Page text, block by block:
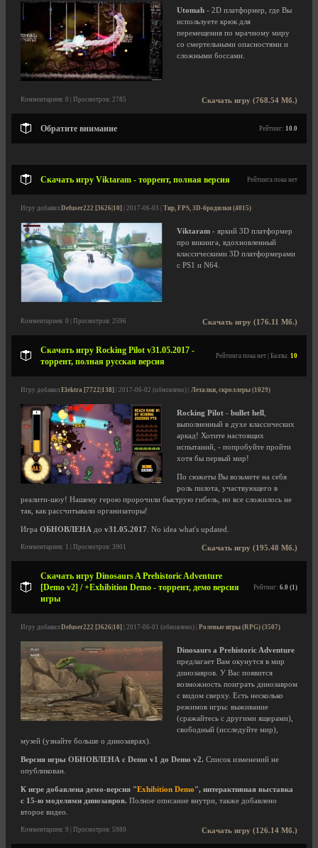
Utomah - 2D платформер, где Вы
используете крюк для
перемещения по мрачному миру
со смертельными опасностями и
сложными боссами.
Скачать игру (768.54 Мб.)
Комментариев: 0 | Просмотров: 2785
Обратите внимание Рейтинг: 10.0
Скачать игру Viktaram - торрент, полная версия Рейтинга пока нет
Игру добавил Defuser222 [3626|10] | 2017-06-03 | Тир, FPS, 3D-бродилки (4015)
Viktaram - яркий 3D платформер
про викинга, вдохновленный
классическими 3D платформерами
с PS1 и N64.
Скачать игру (176.11 Мб.)
Комментариев: 0 | Просмотров: 2596
Скачать игру Rocking Pilot v31.05.2017 -
торрент, полная русская версия
Рейтинга пока нет | Баллы: 10
Игру добавил Elektra [7722|138] | 2017-06-02 (обновлено) | Леталки, скроллеры (1029)
Rocking Pilot - bullet hell
выполненный в духе классических
аркад! Хотите настоящих
испытаний, - попробуйте пройти
хотя бы первый мир!
По сюжеты Вы возьмете на себя
роль пилота, участвующего в
реалити-шоу! Нашему герою пророчили быструю гибель, но все сложилось не
так, как рассчитывали организаторы!
Игра ОБНОВЛЕНА до v31.05.2017 . No idea what's updated.
Скачать игру (195.48 Мб.)
Комментариев: 1 | Просмотров: 3901
Скачать игру Dinosaurs A Prehistoric Adventure
[Demo v2] / +Exhibition Demo - торрент, демо версия
игры
Рейтинг: 6.0 (1)
Игру добавил Defuser222 [3626|10] | 2017-06-01 (обновлено) | Ролевые игры (RPG) (3507)
Dinosaurs a Prehistoric Adventure
предлагает Вам окунутся в мир
динозавров. У Вас появится
возможность поиграть динозавром
с видом сверху. Есть несколько
режимов игры: выживание
(сражайтесь с другими ящерами),
свободный (исследуйте мир),
музей (узнайте больше о динозаврах).
Версия игры ОБНОВЛЕНА с Demo v1 до Demo v2. Список изменений не
опубликован.
К игре добавлена демо-версия "Exhibition Demo", интерактивная выставка
с 15-ю моделями динозавров. Полное описание внутри, также добавлено
второе видео.
Скачать игру (126.14 Мб.)
Комментариев: 9 | Просмотров: 5980